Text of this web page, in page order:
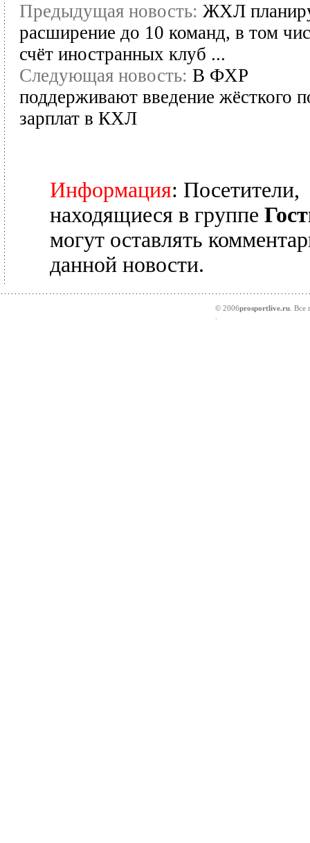
Предыдущая новость: ЖХЛ
расширение до 10 команд, в том
счёт иностранных клуб ...
Следующая новость: В ФХР
поддерживают введение жёсткого
зарплат в КХЛ
Информация: Посетители,
находящиеся в группе
могут оставлять
данной новости.
© 2006prosportlive.ru .